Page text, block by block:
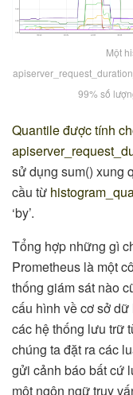
Một
99% số
Quantile được tính
sử dụng sum() xung
cầu từ
‘by’.
Tổng hợp những gì
Prometheus là một
thống giám sát nào
cấu hình về cơ sở
các hệ thống lưu trữ
chúng ta đặt ra các
gửi cảnh báo bất cứ
một ngôn ngữ truy